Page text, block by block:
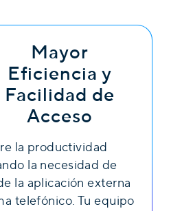
Mayor
Eficiencia y
Facilidad de
Acceso
la productividad
la necesidad de
la aplicación externa
telefónico. Tu equipo